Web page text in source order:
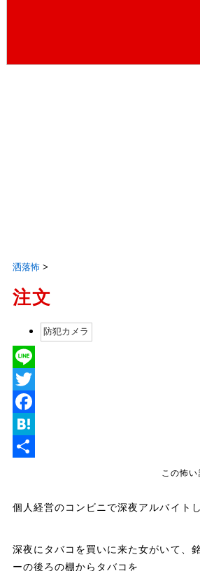
洒落怖>
注文
防犯カメラ
L
e
T
w
e
a
b
H
e
この怖
個人経営のコンビニで深夜アルバイト
深夜にタバコを買いに来た女がいて、
ーの後ろの棚からタバコを